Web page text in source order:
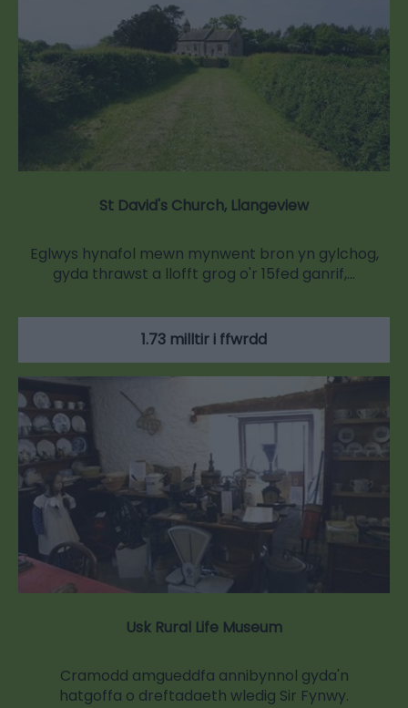
St David's Church, Llangeview
Eglwys hynafol mewn mynwent bron yn gylchog,
gyda thrawst a llofft grog o'r 15fed ganrif,…
1.73 milltir i ffwrdd
Usk Rural Life Museum
Cramodd amgueddfa annibynnol gyda'n
hatgoffa o dreftadaeth wledig Sir Fynwy.